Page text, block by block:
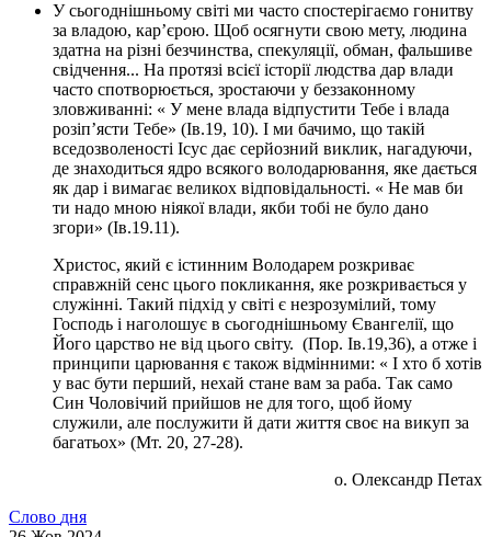
У сьогоднішньому світі ми часто спостерігаємо гонитву
за владою, кар’єрою. Щоб осягнути свою мету, людина
здатна на різні безчинства, спекуляції, обман, фальшиве
свідчення... На протязі всієї історії людства дар влади
часто спотворюється, зростаючи у беззаконному
зловживанні: « У мене влада відпустити Тебе і влада
розіп’ясти Тебе» (Ів.19, 10). І ми бачимо, що такій
вседозволеності Ісус дає серйозний виклик, нагадуючи,
де знаходиться ядро всякого володарювання, яке дається
як дар і вимагає великох відповідальності. « Не мав би
ти надо мною ніякої влади, якби тобі не було дано
згори» (Ів.19.11).
Христос, який є істинним Володарем розкриває
справжній сенс цього покликання, яке розкривається у
служінні. Такий підхід у світі є незрозумілий, тому
Господь і наголошує в сьогоднішньому Євангелії, що
Його царство не від цього світу. (Пор. Ів.19,36), а отже і
принципи царювання є також відмінними: « І хто б хотів
у вас бути перший, нехай стане вам за раба. Так само
Син Чоловічий прийшов не для того, щоб йому
служили, але послужити й дати життя своє на викуп за
багатьох» (Мт. 20, 27-28).
о. Олександр Петах
Слово дня